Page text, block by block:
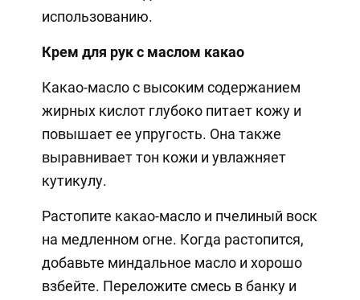
использованию.
Крем для рук с маслом какао
Какао-масло с высоким содержанием
жирных кислот глубоко питает кожу и
повышает ее упругость. Она также
выравнивает тон кожи и увлажняет
кутикулу.
Растопите какао-масло и пчелиный воск
на медленном огне. Когда растопится,
добавьте миндальное масло и хорошо
взбейте. Переложите смесь в банку и